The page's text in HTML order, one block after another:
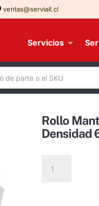
ventas@serviall.cl
Servicios
Rollo
Densidad
Manta